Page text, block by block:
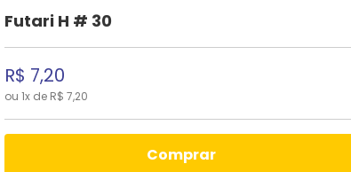
Futari H # 30
R$ 7,20
ou 1x de R$ 7,20
comprar